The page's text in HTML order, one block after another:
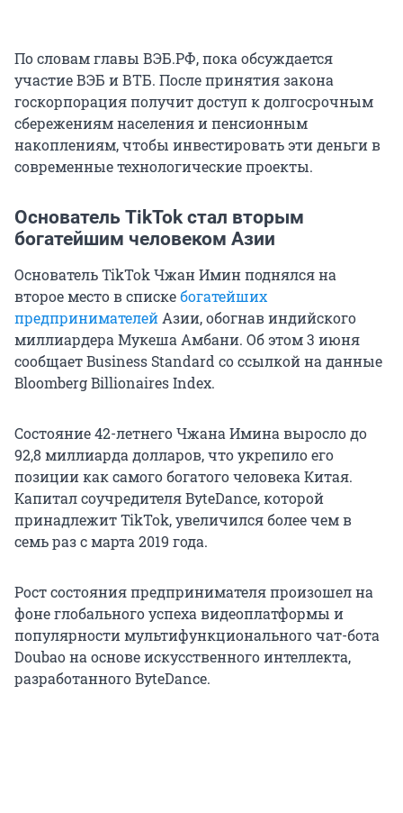
По словам главы ВЭБ.РФ, пока обсуждается
участие ВЭБ и ВТБ. После принятия закона
госкорпорация получит доступ к долгосрочным
сбережениям населения и пенсионным
накоплениям, чтобы инвестировать эти деньги в
современные технологические проекты.
Основатель TikTok стал вторым
богатейшим человеком Азии
Основатель TikTok Чжан Имин поднялся на
второе место в спискебогатейших
предпринимателейАзии, обогнав индийского
миллиардера Мукеша Амбани. Об этом 3 июня
сообщает Business Standard со ссылкой на данные
Bloomberg Billionaires Index.
Состояние 42-летнего Чжана Имина выросло до
92,8 миллиарда долларов, что укрепило его
позиции как самого богатого человека Китая.
Капитал соучредителя ByteDance, которой
принадлежит TikTok, увеличился более чем в
семь раз с марта 2019 года.
Рост состояния предпринимателя произошел на
фоне глобального успеха видеоплатформы и
популярности мультифункционального чат-бота
Doubao на основе искусственного интеллекта,
разработанного ByteDance.